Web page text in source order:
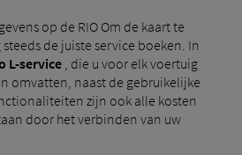
op de RIO Om de kaart te
de juiste service boeken. In
L-service, die u voor elk voertuig
omvatten, naast de gebruikelijke
zijn ook alle kosten
​​door het verbinden van uw